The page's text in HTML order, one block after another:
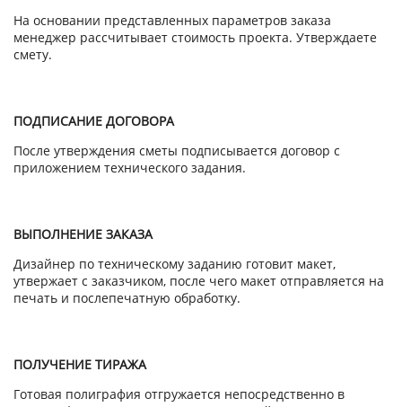
На основании представленных параметров заказа
менеджер рассчитывает стоимость проекта. Утверждаете
смету.
ПОДПИСАНИЕ ДОГОВОРА
После утверждения сметы подписывается договор с
приложением технического задания.
ВЫПОЛНЕНИЕ ЗАКАЗА
Дизайнер по техническому заданию готовит макет,
утвержает с заказчиком, после чего макет отправляется на
печать и послепечатную обработку.
ПОЛУЧЕНИЕ ТИРАЖА
Готовая полиграфия отгружается непосредственно в